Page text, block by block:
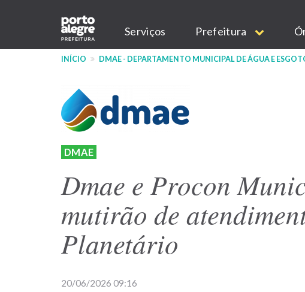
conteúdo
Main
navigation
Serviços Prefeitura
INÍCIO DMAE - DEPARTAMENTO MUNICIPAL DE ÁGUA E
DMAE
Dmae e Procon
mutirão de
Planetário
20/06/2026 09:16